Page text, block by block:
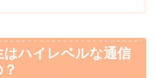
はハイレベルな通信